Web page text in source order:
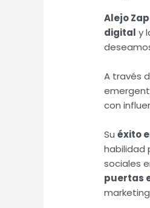
Alejo
digital y
A través
con
Suéxito
habilidad
sociales
puertas